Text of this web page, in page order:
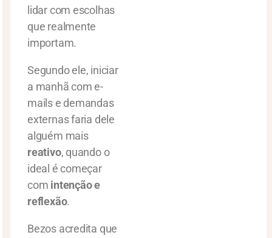
lidar com escolhas
que realmente
importam.
Segundo ele, iniciar
a manhã com e-
mails e demandas
externas faria dele
alguém mais
reativo, quando o
ideal é começar
com intenção e
reflexão.
Bezos acredita que